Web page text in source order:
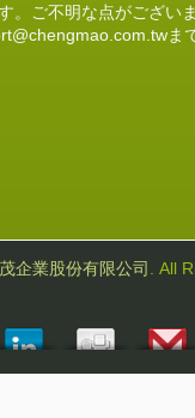
。ご不明な点がござい
ま
企業股份有限公司 . All